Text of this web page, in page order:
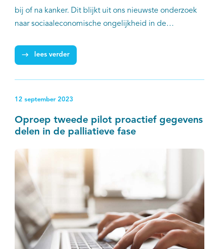
bij of na kanker. Dit blijkt uit ons nieuwste onderzoek
naar sociaaleconomische ongelijkheid in de
gepresenteerd en toegelicht tijdens het IKNL-
symposium "Gezondheidsverschillen bij kanker in
lees verder
12 september 2023
Oproep tweede pilot proactief gegevens
delen in de palliatieve fase